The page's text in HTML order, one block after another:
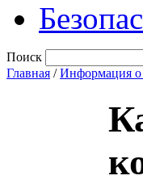
Поиск
Главная /Информация о